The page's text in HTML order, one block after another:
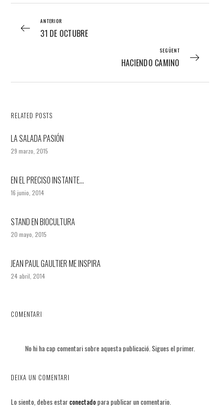
ANTERIOR
31 DE OCTUBRE
SEGÜENT
HACIENDO CAMINO
RELATED POSTS
LA SALADA PASIÓN
29 marzo, 2015
EN EL PRECISO INSTANTE…
16 junio, 2014
STAND EN BIOCULTURA
20 mayo, 2015
JEAN PAUL GAULTIER ME INSPIRA
24 abril, 2014
COMENTARI
No hi ha cap comentari sobre aquesta publicació. Sigues el primer.
DEIXA UN COMENTARI
Lo siento, debes estarconectadopara publicar un comentario.